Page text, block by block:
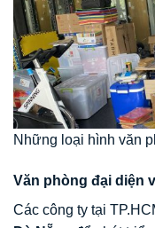
Những loại hình văn
Văn phòng đại diện
Các công ty tại